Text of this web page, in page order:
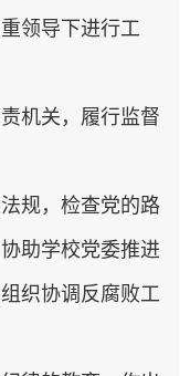
领导下进行工
机关，履行监督
规，检查党的路
助学校党委推进
织协调反腐败工